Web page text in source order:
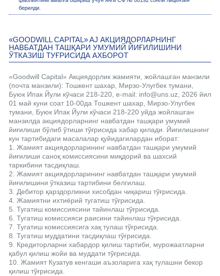
берилди.
«GOODWILL CAPITAL» AJ АКЦИЯДОРЛАРНИНГ
НАВБАТДАН ТАШҚАРИ УМУМИЙ ЙИҒИЛИШИНИ
ЎТКАЗИШ ТУҒРИСИДА АХБОРОТ
«Goodwill Capital» Акциядорлик жамияти, жойлашган манзили
(почта манзили): Тошкент шахар, Мирзо-Улугбек тумани,
Буюк Ипак Йули кўчаси 218-220, e-mail: info@uns.uz, 2026 йил
01 май куни соат 10-00да Тошкент шахар, Мирзо-Улугбек
тумани, Буюк Ипак Йули кўчаси 218-220 уйда жойлашган
манзилда акциядорларнинг навбатдан ташқари умумий
йиғилиши бўлиб ўтиши тўғрисида хабар қилади. Йиғилишнинг
кун тартибидаги масалалар қуйидагилардан иборат:
1. Жамият акциядорларининг навбатдан ташқари умумий
йиғилиши саноқ комиссиясини миқдорий ва шахсий
таркибини тасдиқлаш.
2. Жамият акциядорларининг навбатдан ташқари умумий
йиғилишини ўтказиш тартибини белгилаш.
3. Дебитор қарздорликни хисобдан чиқариш тўғрисида.
4. Жамиятни ихтиёрий тугатиш тўғрисида.
5. Тугатиш комиссиясини тайинлаш тўғрисида.
6. Тугатиш комиссияси раисини тайинлаш тўғрисида.
7. Тугатиш комиссиясига хақ тулаш тўғрисида.
8. Тугатиш муддатини тасдиқлаш тўғрисида.
9. Кредиторларни хабардор қилиш тартиби, мурожаатларни
қабул қилиш жойи ва муддати тўғрисида.
10. Жамият Кузатув кенгаши аъзоларига хақ тулашни бекор
қилиш тўғрисида.